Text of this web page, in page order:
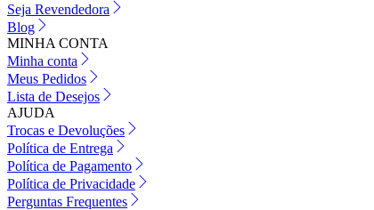
Seja Revendedora
Blog
MINHA CONTA
Minha conta
Meus Pedidos
Lista de Desejos
AJUDA
Trocas e Devoluções
Política de Entrega
Política de Pagamento
Política de Privacidade
Perguntas Frequentes